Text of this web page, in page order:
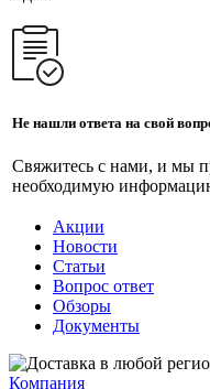
Не нашли ответа на свой
Свяжитесь с нами, и мы
необходимую
Акции
Новости
Статьи
Вопрос ответ
Обзоры
Документы
Компания